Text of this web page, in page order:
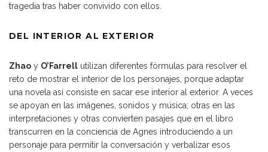
tragedia tras haber convivido con ellos.
DEL INTERIOR AL EXTERIOR
Zhao y O’Farrell utilizan diferentes fórmulas para resolver el
reto de mostrar el interior de los personajes, porque adaptar
una novela así consiste en sacar ese interior al exterior. A veces
se apoyan en las imágenes, sonidos y música; otras en las
interpretaciones y otras convierten pasajes que en el libro
transcurren en la conciencia de Agnes introduciendo a un
personaje para permitir la conversación y verbalizar esos